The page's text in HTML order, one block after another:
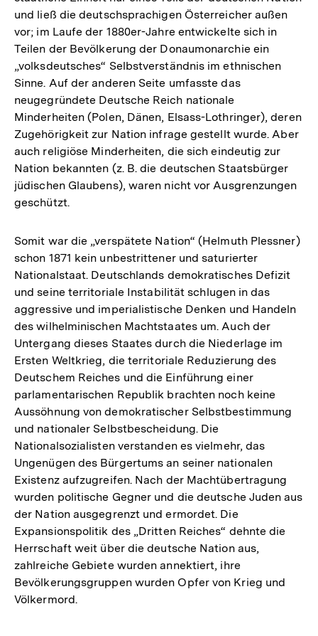
und ließ die deutschsprachigen Österreicher außen
vor; im Laufe der 1880er-Jahre entwickelte sich in
Teilen der Bevölkerung der Donaumonarchie ein
„volksdeutsches“ Selbstverständnis im ethnischen
Sinne. Auf der anderen Seite umfasste das
neugegründete Deutsche Reich nationale
Minderheiten (Polen, Dänen, Elsass-Lothringer), deren
Zugehörigkeit zur Nation infrage gestellt wurde. Aber
auch religiöse Minderheiten, die sich eindeutig zur
Nation bekannten (z. B. die deutschen Staatsbürger
jüdischen Glaubens), waren nicht vor Ausgrenzungen
geschützt.
Somit war die „verspätete Nation“ (Helmuth Plessner)
schon 1871 kein unbestrittener und saturierter
Nationalstaat. Deutschlands demokratisches Defizit
und seine territoriale Instabilität schlugen in das
aggressive und imperialistische Denken und Handeln
des wilhelminischen Machtstaates um. Auch der
Untergang dieses Staates durch die Niederlage im
Ersten Weltkrieg, die territoriale Reduzierung des
Deutschem Reiches und die Einführung einer
parlamentarischen Republik brachten noch keine
Aussöhnung von demokratischer Selbstbestimmung
und nationaler Selbstbescheidung. Die
Nationalsozialisten verstanden es vielmehr, das
Ungenügen des Bürgertums an seiner nationalen
Existenz aufzugreifen. Nach der Machtübertragung
wurden politische Gegner und die deutsche Juden aus
der Nation ausgegrenzt und ermordet. Die
Expansionspolitik des „Dritten Reiches“ dehnte die
Herrschaft weit über die deutsche Nation aus,
zahlreiche Gebiete wurden annektiert, ihre
Bevölkerungsgruppen wurden Opfer von Krieg und
Völkermord.